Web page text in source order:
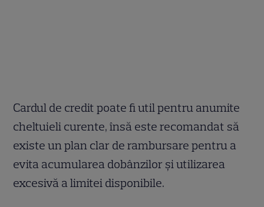
Cardul de credit poate fi util pentru anumite
cheltuieli curente, însă este recomandat să
existe un plan clar de rambursare pentru a
evita acumularea dobânzilor și utilizarea
excesivă a limitei disponibile.